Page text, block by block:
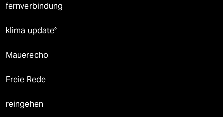
fernverbindung
klima update°
Mauerecho
Freie Rede
reingehen